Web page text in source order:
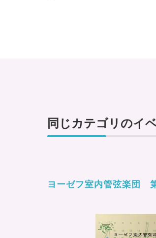
同じカテゴリのイ
ヨーゼフ室内管弦楽団